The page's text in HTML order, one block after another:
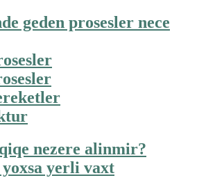
geden prosesler nece
nezere alinmir?
yerli vaxt